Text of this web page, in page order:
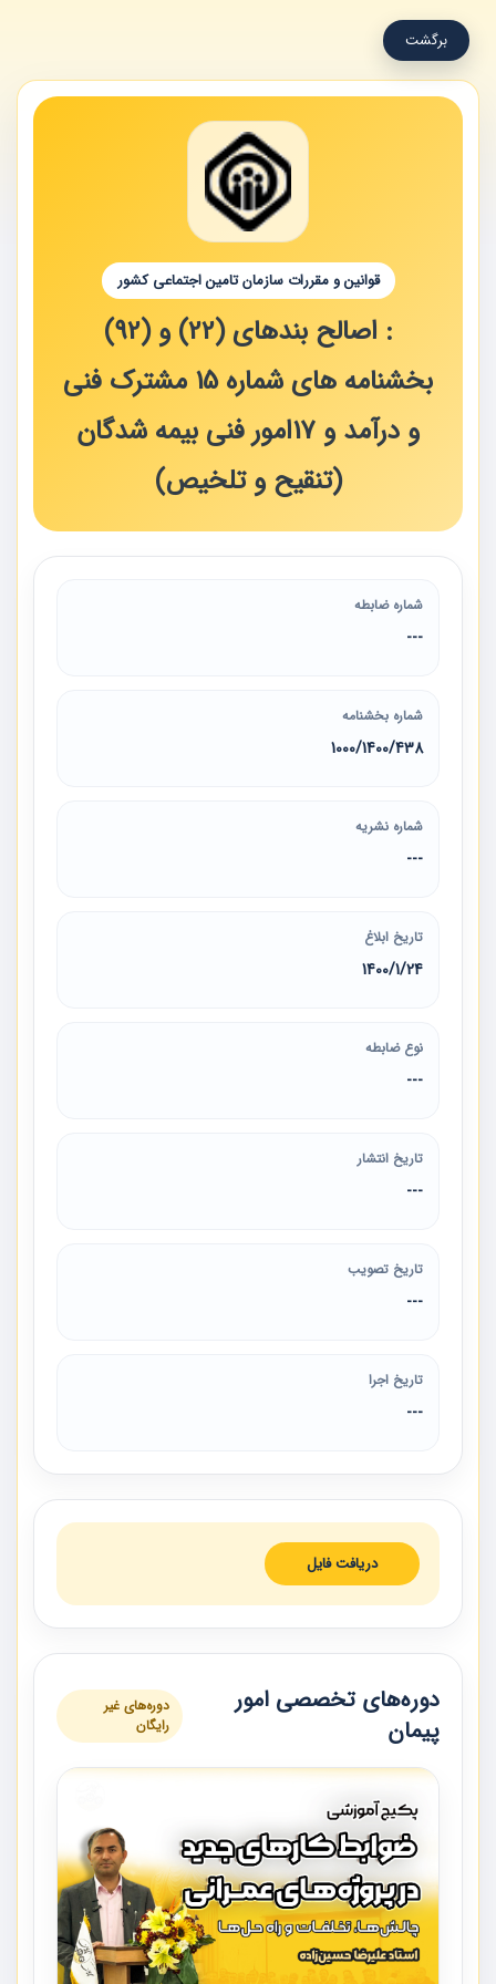
برگشت
قوانین و مقررات سازمان تامین اجتماعی کشور
: اصالح بندهای (22) و (92)
بخشنامه های شماره 15 مشترک فنی
و درآمد و 17امور فنی بیمه شدگان
(تنقیح و تلخیص)
شماره ضابطه
---
شماره بخشنامه
1000/1400/438
شماره نشریه
---
تاریخ ابلاغ
1400/1/24
نوع ضابطه
---
تاریخ انتشار
---
تاریخ تصویب
---
تاریخ اجرا
---
دریافت فایل
دوره‌های تخصصی امور
پیمان
دوره‌های غیر
رایگان